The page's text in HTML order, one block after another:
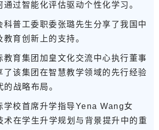
通过智能化评估驱动个性化学习。
科普工委职委张璐先生 分享了我国中
育创新上的支持。
教育集团加皇文化交流中心执行董事
了该集团在智慧教学领域的先行经验
战略布局。
学校首席升学指导Yena Wang女
术在学生升学规划与背景提升中的重